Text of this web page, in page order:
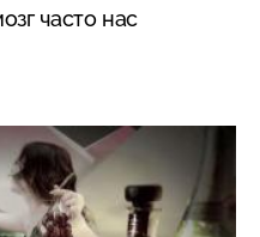
часто нас